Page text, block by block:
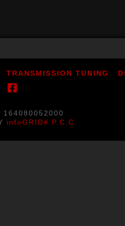
TRANSMISSION TUNING
infoGRID# P.C.C.